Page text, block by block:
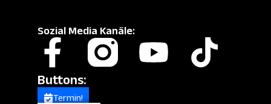
Sozial Media Kanäle:
Facebook-
f
Instagram
Youtube
Buttons:
Termin!